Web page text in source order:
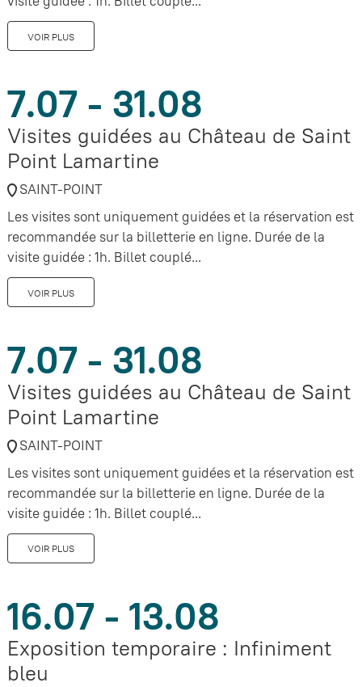
VOIR PLUS
7.07 - 31.08
Visites guidées au Château de Saint
Point Lamartine
SAINT-POINT
Les visites sont uniquement guidées et la réservation est
recommandée sur la billetterie en ligne. Durée de la
visite guidée : 1h. Billet couplé...
VOIR PLUS
7.07 - 31.08
Visites guidées au Château de Saint
Point Lamartine
SAINT-POINT
Les visites sont uniquement guidées et la réservation est
recommandée sur la billetterie en ligne. Durée de la
visite guidée : 1h. Billet couplé...
VOIR PLUS
16.07 - 13.08
Exposition temporaire : Infiniment
bleu